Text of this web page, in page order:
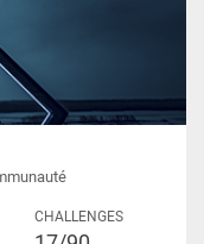
CHALLENGES